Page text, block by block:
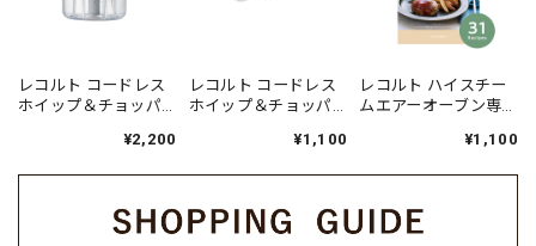
レコルト コードレス
ホイップ＆チョッパ
ット / クリームホワイ
¥2,200
レコルト コードレス
ホイップ＆チョッパ
RCW-1BE（対応型¥1,100
レコルト ハイスチー
ムエアーオーブン専
¥1,100